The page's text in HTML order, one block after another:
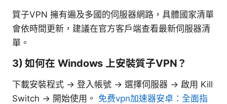
質子VPN 擁有遍及多國的伺服器網路，具體國家清單
會依時間更新，建議在官方客戶端查看最新伺服器清
單。
3) 如何在 Windows 上安裝質子VPN？
下載安裝程式 -> 登入帳號 -> 選擇伺服器 -> 啟用 Kill
Switch -> 開始使用。 免费vpn加速器安卓：全面指